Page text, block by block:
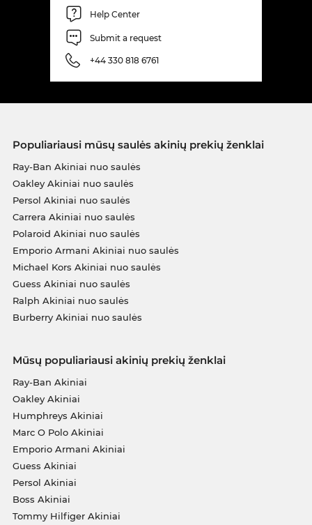
Help Center
Submit a request
+44 330 818 6761
Populiariausi mūsų saulės akinių prekių ženklai
Ray-Ban Akiniai nuo saulės
Oakley Akiniai nuo saulės
Persol Akiniai nuo saulės
Carrera Akiniai nuo saulės
Polaroid Akiniai nuo saulės
Emporio Armani Akiniai nuo saulės
Michael Kors Akiniai nuo saulės
Guess Akiniai nuo saulės
Ralph Akiniai nuo saulės
Burberry Akiniai nuo saulės
Mūsų populiariausi akinių prekių ženklai
Ray-Ban Akiniai
Oakley Akiniai
Humphreys Akiniai
Marc O Polo Akiniai
Emporio Armani Akiniai
Guess Akiniai
Persol Akiniai
Boss Akiniai
Tommy Hilfiger Akiniai